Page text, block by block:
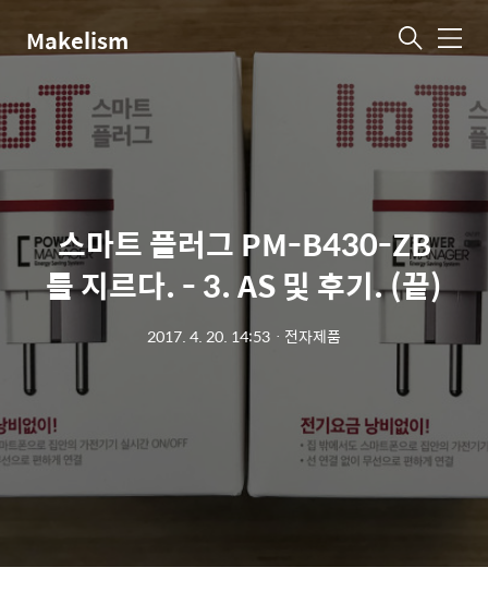
Makelism 메
스마트 플러그 PM-B430-ZB
를 지르다. - 3. AS 및 후기. (끝)
2017. 4. 20. 14:53 ㆍ 전자제품